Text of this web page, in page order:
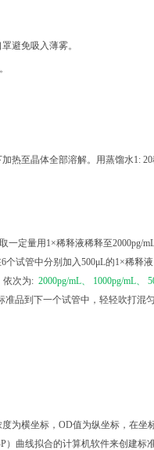
避免吸入薄雾。
热⾄晶体全部溶解。用蒸馏水1:
一定量用1×稀释液稀释至2000pg/
个试管中分别加入500μL的1×稀释
依次为: 2000pg/mL、 1000pg/mL、
准品到下一个试管中，轻轻吹打混
为横坐标，OD值为纵坐标，在坐
曲线拟合的计算机软件来创建标